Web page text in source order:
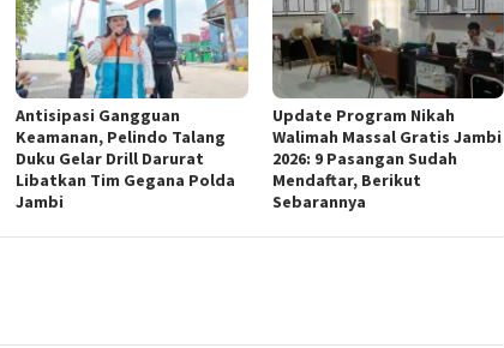
Antisipasi Gangguan
Keamanan, Pelindo Talang
Duku Gelar Drill Darurat
Libatkan Tim Gegana Polda
Jambi
Update Program Nikah
Walimah Massal Gratis Jambi
2026: 9 Pasangan Sudah
Mendaftar, Berikut
Sebarannya